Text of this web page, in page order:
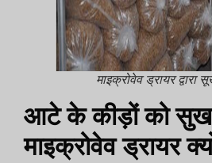
माइक्रोवेव ड्रायर द्वारा
आटे के कीड़ों को
माइक्रोवेव ड्रायर